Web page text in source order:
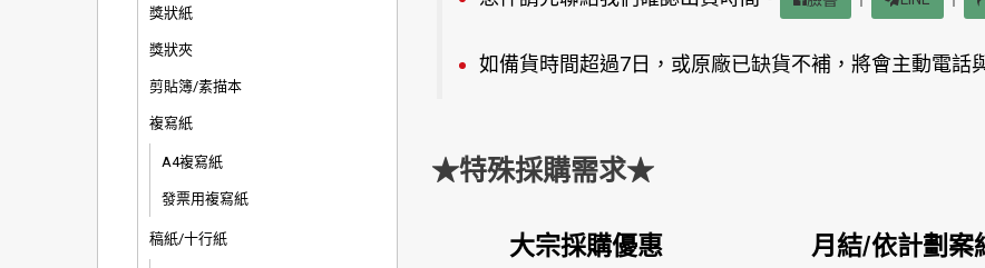
獎狀紙
獎狀夾
剪貼簿/素描本
複寫紙
A4複寫紙
發票用複寫紙
稿紙/十行紙
如備貨時間超過7日，或原廠已缺貨不補，將會主動電話
★特殊採購需求★
大宗採購優惠 月結/依計劃案